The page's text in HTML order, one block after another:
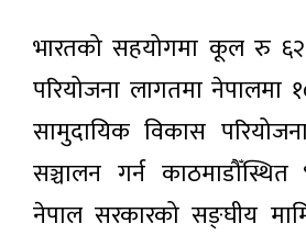
प्रगति
विवरण
सार्वजनिक:
सुशासन र
विकास
निर्माणमा
उल्लेख्य
सुधार
८ घण्टा अगाडी
उपत्यकामा
शुक्रबार
६१ हजार
ग्यास
सिलिन्डर
वितरण
८ घण्टा अगाडी
भारतको सहयोगमा कूल रु
परियोजना लागतमा नेपालमा
सामुदायिक विकास
सञ्चालन गर्न काठमाडौँस्थित
नेपाल सरकारको सङ्घीय